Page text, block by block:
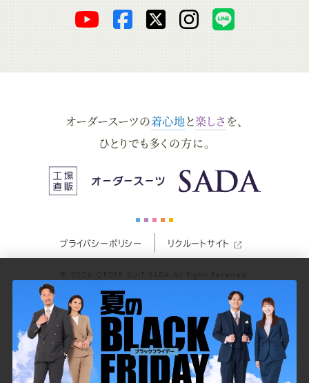
オ
ー
ス
ツ
SADA
の
公
オ
ー
ス
ー
ツ
SADA
の
公
オ
ー
ス
ー
ツ
SADA
の
公
オ
ー
ス
ツ
SADA
の
公
ス
ツ
SADA
の
公
オーダースーツの着心地と楽しさ を、
ひとりでも多くの方に。
プライバシーポリシー リクルートサイト
© 2026 ORDER SUIT SADA All Rights Reserved.